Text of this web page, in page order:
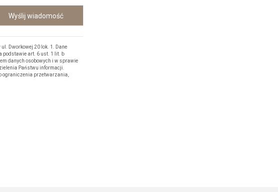
Wyślij wiadomość
Dworkowej 20 lok. 1. Dane
podstawie art. 6 ust. 1 lit. b
danych osobowych i w sprawie
Państwu informacji.
ograniczenia przetwarzania,